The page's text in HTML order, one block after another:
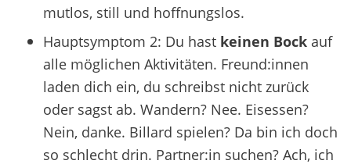
mutlos, still und hoffnungslos.
Hauptsymptom 2: Du hast keinen Bock auf
alle möglichen Aktivitäten. Freund:innen
laden dich ein, du schreibst nicht zurück
oder sagst ab. Wandern? Nee. Eisessen?
Nein, danke. Billard spielen? Da bin ich doch
so schlecht drin. Partner:in suchen? Ach, ich